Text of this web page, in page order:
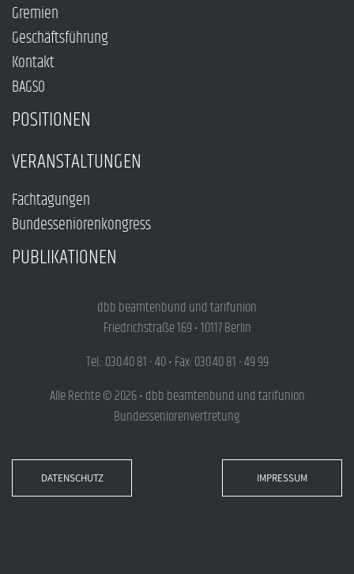
Gremien
Geschäftsführung
Kontakt
BAGSO
POSITIONEN
VERANSTALTUNGEN
Fachtagungen
Bundesseniorenkongress
PUBLIKATIONEN
dbb beamtenbund und tarifunion
Friedrichstraße 169 • 10117 Berlin
Tel.: 030.40 81 - 40 • Fax: 030.40 81 - 49 99
Alle Rechte © 2026 • dbb beamtenbund und tarifunion
Bundesseniorenvertretung
DATENSCHUTZ IMPRESSUM